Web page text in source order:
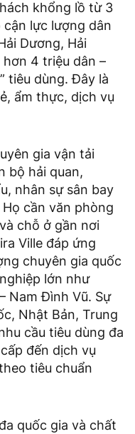
khổng lồ từ 3
lực lượng dân
Dương, Hải
4 triệu dân –
tiêu dùng. Đây là
ẩm thực, dịch vụ
gia vận tải
bộ hải quan,
nhân sự sân bay
cần văn phòng
chỗ ở gần nơi
Ville đáp ứng
chuyên gia quốc
lớn như
Nam Đình Vũ. Sự
Nhật Bản, Trung
cầu tiêu dùng đa
đến dịch vụ
tiêu chuẩn
quốc gia và chất